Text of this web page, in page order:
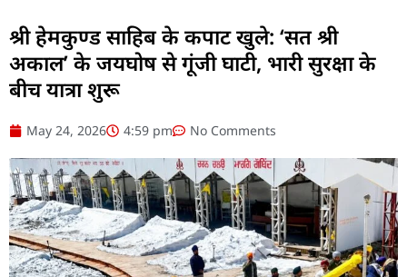
श्री हेमकुण्ड साहिब के कपाट खुले: ‘सत श्री
अकाल’ के जयघोष से गूंजी घाटी, भारी सुरक्षा के
बीच यात्रा शुरू
May 24, 2026 4:59 pm No Comments